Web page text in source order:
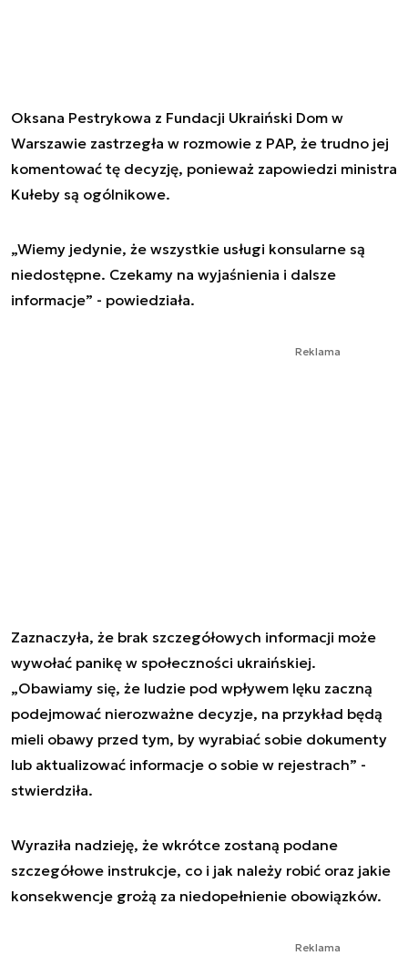
Oksana Pestrykowa z Fundacji Ukraiński Dom w
Warszawie zastrzegła w rozmowie z PAP, że trudno jej
komentować tę decyzję, ponieważ zapowiedzi ministra
Kułeby są ogólnikowe.
„Wiemy jedynie, że wszystkie usługi konsularne są
niedostępne. Czekamy na wyjaśnienia i dalsze
informacje” - powiedziała.
Reklama
Zaznaczyła, że brak szczegółowych informacji może
wywołać panikę w społeczności ukraińskiej.
„Obawiamy się, że ludzie pod wpływem lęku zaczną
podejmować nierozważne decyzje, na przykład będą
mieli obawy przed tym, by wyrabiać sobie dokumenty
lub aktualizować informacje o sobie w rejestrach” -
stwierdziła.
Wyraziła nadzieję, że wkrótce zostaną podane
szczegółowe instrukcje, co i jak należy robić oraz jakie
konsekwencje grożą za niedopełnienie obowiązków.
Reklama